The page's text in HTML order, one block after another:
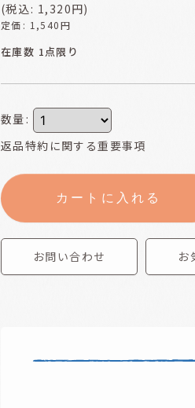
(税込: 1,320円)
定価 : 1,540円
在庫数 1点限り
数量 :
返品特約に関する重要事項
カートに入れる
お問い合わせ お